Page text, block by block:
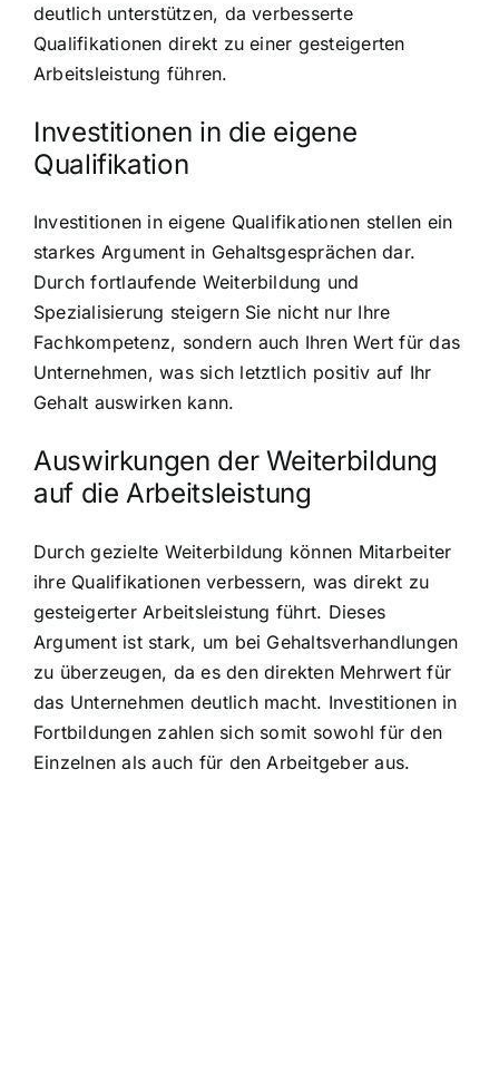
deutlich unterstützen, da verbesserte
Qualifikationen direkt zu einer gesteigerten
Arbeitsleistung führen.
Investitionen in die eigene
Qualifikation
Investitionen in eigene Qualifikationen stellen ein
starkes Argument in Gehaltsgesprächen dar.
Durch fortlaufende Weiterbildung und
Spezialisierung steigern Sie nicht nur Ihre
Fachkompetenz, sondern auch Ihren Wert für das
Unternehmen, was sich letztlich positiv auf Ihr
Gehalt auswirken kann.
Auswirkungen der Weiterbildung
auf die Arbeitsleistung
Durch gezielte Weiterbildung können Mitarbeiter
ihre Qualifikationen verbessern, was direkt zu
gesteigerter Arbeitsleistung führt. Dieses
Argument ist stark, um bei Gehaltsverhandlungen
zu überzeugen, da es den direkten Mehrwert für
das Unternehmen deutlich macht. Investitionen in
Fortbildungen zahlen sich somit sowohl für den
Einzelnen als auch für den Arbeitgeber aus.